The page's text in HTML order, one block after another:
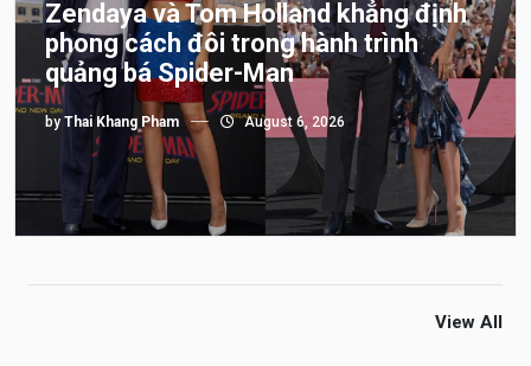
Zendaya và Tom Holland khẳng định
phong cách đôi trong hành trình
quảng bá Spider-Man
by Thai Khang Pham August 6, 2026
View All